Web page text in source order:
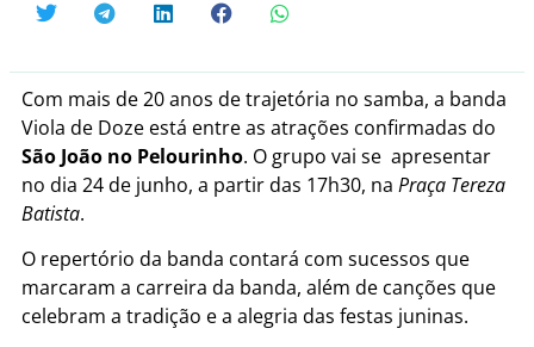
Com mais de 20 anos de trajetória no samba, a banda
Viola de Doze está entre as atrações confirmadas do
São João no Pelourinho. O grupo vai se apresentar
no dia 24 de junho, a partir das 17h30, na Praça Tereza
Batista.
O repertório da banda contará com sucessos que
marcaram a carreira da banda, além de canções que
celebram a tradição e a alegria das festas juninas.